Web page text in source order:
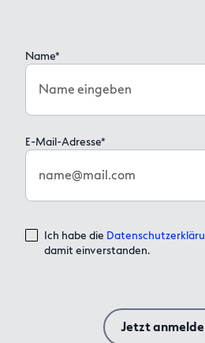
Name*
Name eingeben
E-Mail-Adresse*
name@mail.com
Ich habe die
damit einverstanden.
Jetzt